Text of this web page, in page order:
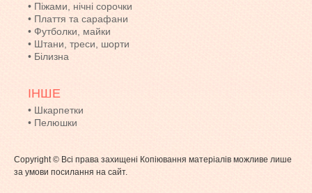
• Піжами, нічні сорочки
• Плаття та сарафани
• Футболки, майки
• Штани, треси, шорти
• Білизна
ІНШЕ
• Шкарпетки
• Пелюшки
Copyright © Всі права захищені Копіювання матеріалів можливе лише
за умови посилання на сайт.